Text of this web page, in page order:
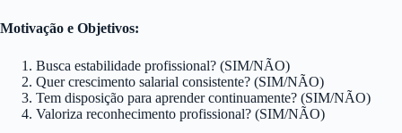
Motivação e Objetivos:
Busca estabilidade profissional? (SIM/NÃO)
Quer crescimento salarial consistente? (SIM/NÃO)
Tem disposição para aprender continuamente? (SIM/NÃO)
Valoriza reconhecimento profissional? (SIM/NÃO)